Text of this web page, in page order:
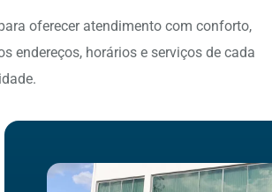
oferecer atendimento com conforto,
endereços, horários e serviços de cada